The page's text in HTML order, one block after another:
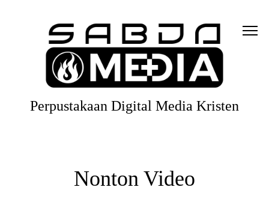
Perpustakaan Digital Media Kristen
Nonton Video